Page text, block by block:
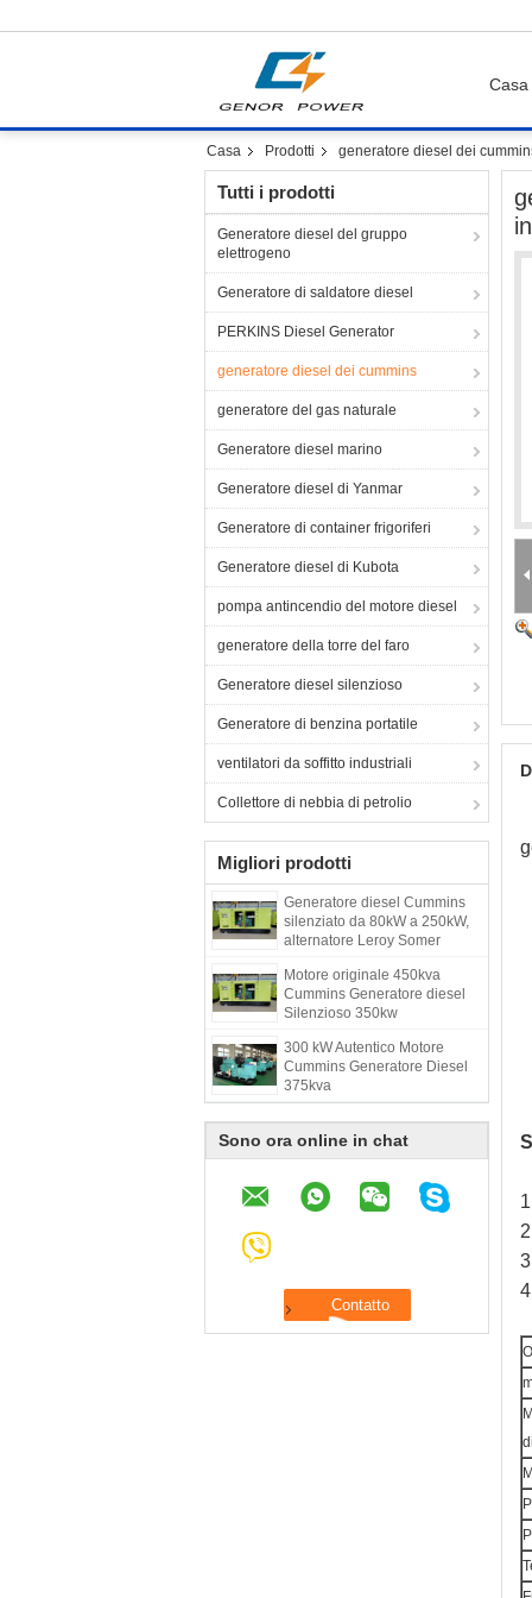
Casa
Casa Prodotti generatore diesel dei
Tutti i prodotti
Generatore diesel del gruppo
elettrogeno
Generatore di saldatore diesel
PERKINS Diesel Generator
generatore diesel dei cummins
generatore del gas naturale
Generatore diesel marino
Generatore diesel di Yanmar
Generatore di container frigoriferi
Generatore diesel di Kubota
pompa antincendio del motore diesel
generatore della torre del faro
Generatore diesel silenzioso
Generatore di benzina portatile
ventilatori da soffitto industriali
Collettore di nebbia di petrolio
Migliori prodotti
Generatore diesel Cummins
silenziato da 80kW a 250kW,
alternatore Leroy Somer
Motore originale 450kva
Cummins Generatore diesel
Silenzioso 350kw
300 kW Autentico Motore
Cummins Generatore Diesel
375kva
Sono ora online in chat